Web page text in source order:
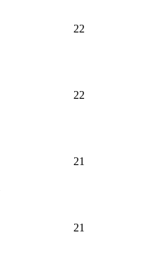
22
22
21
21